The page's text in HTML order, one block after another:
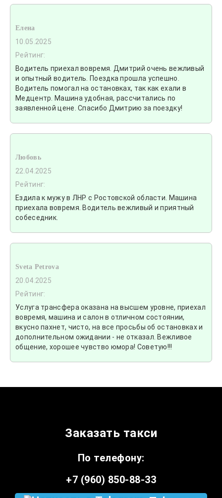
Елена
10.05.2025
Рейтинг:
Водитель приехал вовремя. Дмитрий очень вежливый
и опытный водитель. Поездка прошла успешно.
Водитель помогал на остановках, так как ехали в
Медцентр. Машина удобная, рассчитались по
заявленной цене. Спасибо Дмитрию за поездку!
Любовь
22.04.2025
Рейтинг:
Ездила к мужу в ЛНР с Ростовской области. Машина
приехала вовремя. Водитель вежливый и приятный
собеседник.
Sveta Petrova
20.04.2025
Рейтинг:
Услуга трансфера оказана на высшем уровне, приехал
вовремя, машина и салон в отличном состоянии,
вкусно пахнет, чисто, на все просьбы об остановках и
дополнительном ожидании - не отказал. Вежливое
общение, хорошее чувство юмора! Советую!!!
Заказать такси
По телефону:
+7 (960) 850-88-33